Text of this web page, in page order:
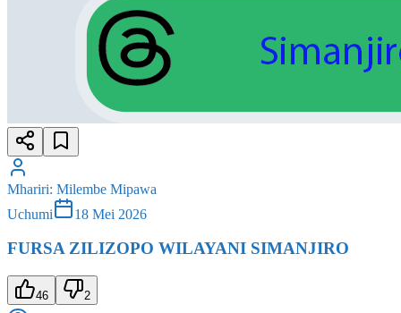
Mhariri: Milembe Mipawa
Uchumi
18 Mei 2026
FURSA ZILIZOPO WILAYANI SIMANJIRO
46 2